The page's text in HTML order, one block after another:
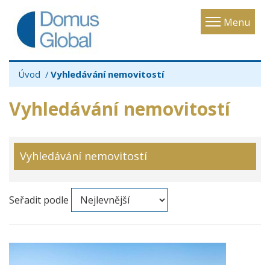
Menu
Toggle
Úvod Vyhledávání nemovitostí
Vyhledávání nemovitostí
Vyhledávání nemovitostí
Seřadit podle